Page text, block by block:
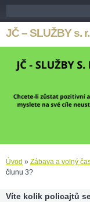
JČ – SLUŽBY s.
Úvod » Zábava a volný
člunu 3?
Víte kolik policajtů